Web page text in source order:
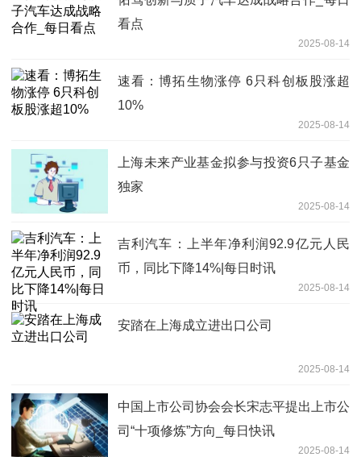
看点
2025-08-14
速看：博拓生物涨停 6只科创板股涨超
10%
2025-08-14
上海未来产业基金拟参与投资6只子基金
独家
2025-08-14
吉利汽车：上半年净利润92.9亿元人民
币，同比下降14%|每日时讯
2025-08-14
安踏在上海成立进出口公司
2025-08-14
中国上市公司协会会长宋志平提出上市公
司“十项修炼”方向_每日快讯
2025-08-14